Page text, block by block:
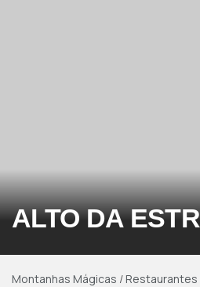
ALTO DA
Montanhas Mágicas /Restaurantes